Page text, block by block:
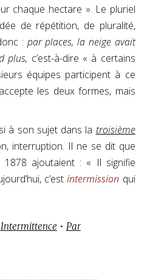
chaque hectare ». Le pluriel
de répétition, de pluralité,
: par places, la neige avait
plus, c’est-à-dire « à certains
équipes participent à ce
accepte les deux formes, mais
à son sujet dans la troisième
interruption. Il ne se dit que
ajoutaient : « Il signifie
c’estintermission qui
Intermittence • Par